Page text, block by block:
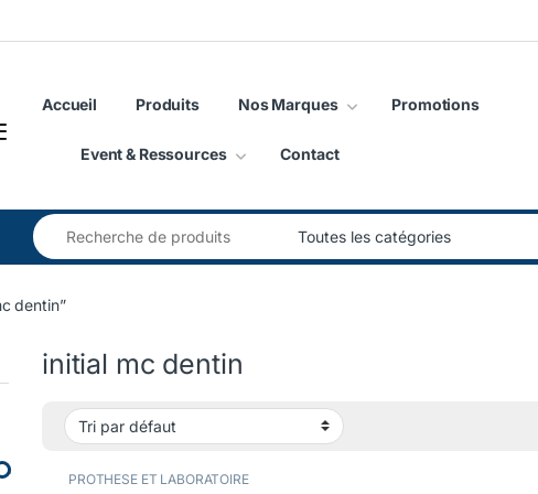
Accueil Produits Nos Marques Promotions
Event & Ressources Contact
Search for:
dentin”
initial mc dentin
PROTHESE ET LABORATOIRE